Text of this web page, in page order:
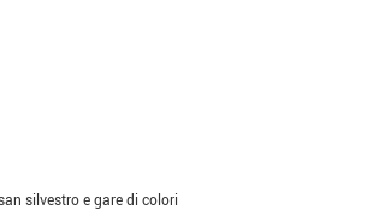
silvestro e gare di colori